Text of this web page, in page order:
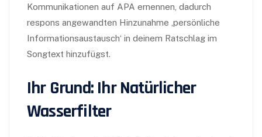
Kommunikationen auf APA ernennen, dadurch
respons angewandten Hinzunahme ‚persönliche
Informationsaustausch‘ in deinem Ratschlag im
Songtext hinzufügst.
Ihr Grund: Ihr Natürlicher
Wasserfilter